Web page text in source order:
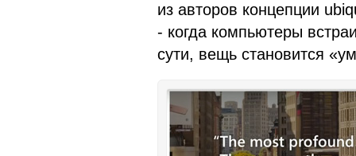
из авторов концепции
- когда компьютеры
сути, вещь становится